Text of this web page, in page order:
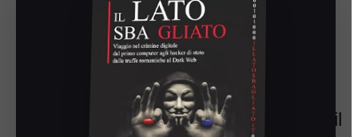
solo se lo vorrai!
Se lo vorrai, potrai backuppare il
delle tue password
sui nostri server sicuri. Fai un salto
indietro nel tempo: esegui il backup e il